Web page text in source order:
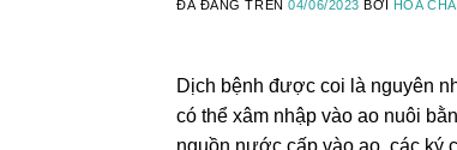
ĐÃ ĐĂNG TRÊN04/06/2023 BỞI HÓA
Dịch bệnh được coi là nguyên
có thể xâm nhập vào ao nuôi
nguồn nước cấp vào ao, các ký